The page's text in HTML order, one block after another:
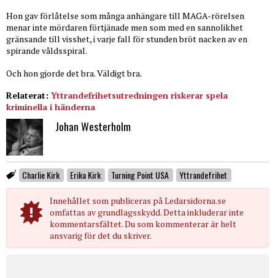
Hon gav förlåtelse som många anhängare till MAGA-rörelsen
menar inte mördaren förtjänade men som med en sannolikhet
gränsande till visshet, i varje fall för stunden bröt nacken av en
spirande våldsspiral.
Och hon gjorde det bra. Väldigt bra.
Relaterat: Yttrandefrihetsutredningen riskerar spela
kriminella i händerna
Johan Westerholm
Charlie Kirk Erika Kirk Turning Point USA Yttrandefrihet
Innehållet som publiceras på Ledarsidorna.se
omfattas av grundlagsskydd. Detta inkluderar inte
kommentarsfältet. Du som kommenterar är helt
ansvarig för det du skriver.